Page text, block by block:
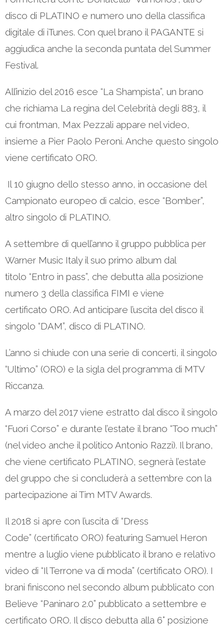
disco di PLATINO e numero uno della classifica
digitale di iTunes. Con quel brano il PAGANTE si
aggiudica anche la seconda puntata del Summer
Festival.
All’inizio del 2016 esce “La Shampista”, un brano
che richiama La regina del Celebrità degli 883, il
cui frontman, Max Pezzali appare nel video,
insieme a Pier Paolo Peroni. Anche questo singolo
viene certificato ORO.
Il 10 giugno dello stesso anno, in occasione del
Campionato europeo di calcio, esce “Bomber”,
altro singolo di PLATINO.
A settembre di quell’anno il gruppo pubblica per
Warner Music Italy il suo primo album dal
titolo “Entro in pass”, che debutta alla posizione
numero 3 della classifica FIMI e viene
certificato ORO. Ad anticipare l’uscita del disco il
singolo “DAM”, disco di PLATINO.
L’anno si chiude con una serie di concerti, il singolo
“Ultimo” (ORO) e la sigla del programma di MTV
Riccanza.
A marzo del 2017 viene estratto dal disco il singolo
“Fuori Corso” e durante l’estate il brano “Too much”
(nel video anche il politico Antonio Razzi). Il brano,
che viene certificato PLATINO, segnerà l’estate
del gruppo che si concluderà a settembre con la
partecipazione ai Tim MTV Awards.
Il 2018 si apre con l’uscita di “Dress
Code” (certificato ORO) featuring Samuel Heron
mentre a luglio viene pubblicato il brano e relativo
video di “Il Terrone va di moda” (certificato ORO). I
brani finiscono nel secondo album pubblicato con
Believe “Paninaro 2.0” pubblicato a settembre e
certificato ORO. Il disco debutta alla 6° posizione